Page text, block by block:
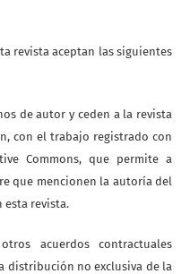
revista aceptan las siguientes
de autor y ceden a la revista
con el trabajo registrado con
Commons, que permite a
que mencionen la autoría del
esta revista.
acuerdos contractuales
distribución no exclusiva de la